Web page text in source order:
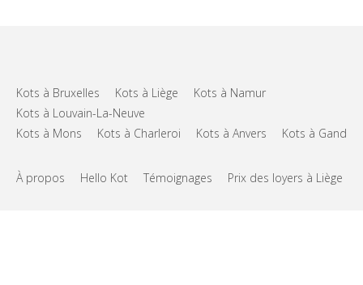
Kots à Bruxelles Kots à Liège
Kots à Namur
Kots à Louvain-La-Neuve
Kots à Mons
Kots à Charleroi Kots à Anvers Kots à Gand
À propos Hello Kot Témoignages Prix des loyers à Liège